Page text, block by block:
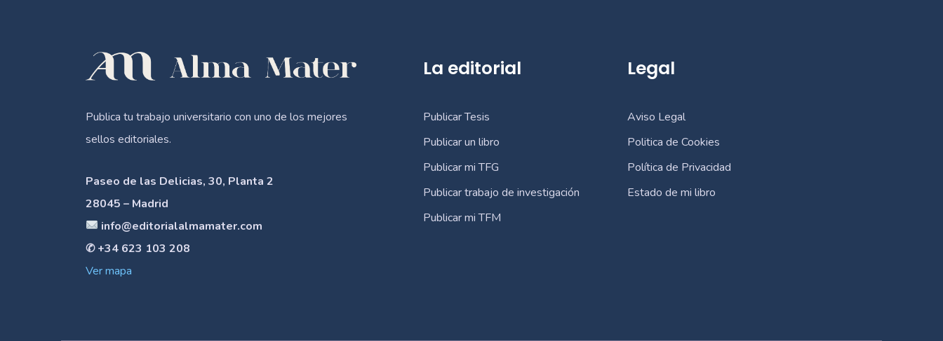
Publica tu trabajo universitario con uno de los mejores
sellos editoriales.
Paseo de las Delicias, 30, Planta 2
28045 – Madrid
info@editorialalmamater.com
✆ +34 623 103 208
Ver mapa
La editorial
Publicar Tesis
Publicar un libro
Publicar mi TFG
Publicar trabajo de investigación
Publicar mi TFM
Legal
Aviso Legal
Politica de Cookies
Política de Privacidad
Estado de mi libro